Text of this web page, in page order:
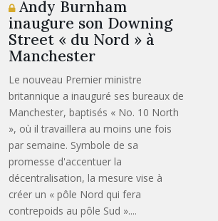
Andy Burnham
inaugure son Downing
Street « du Nord » à
Manchester
Le nouveau Premier ministre
britannique a inauguré ses bureaux de
Manchester, baptisés « No. 10 North
», où il travaillera au moins une fois
par semaine. Symbole de sa
promesse d'accentuer la
décentralisation, la mesure vise à
créer un « pôle Nord qui fera
contrepoids au pôle Sud »....